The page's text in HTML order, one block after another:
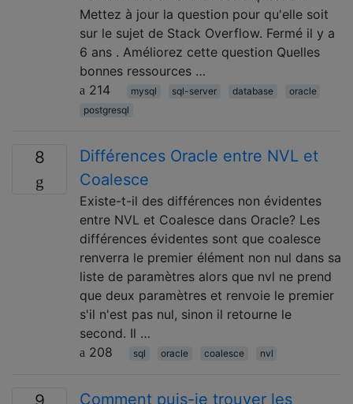
Mettez à jour la question pour qu'elle soit
sur le sujet de Stack Overflow. Fermé il y a
6 ans . Améliorez cette question Quelles
bonnes ressources …
214
mysql sql-server database
oracle
postgresql
8
Différences Oracle entre NVL et
Coalesce
Existe-t-il des différences non évidentes
entre NVL et Coalesce dans Oracle? Les
différences évidentes sont que coalesce
renverra le premier élément non nul dans sa
liste de paramètres alors que nvl ne prend
que deux paramètres et renvoie le premier
s'il n'est pas nul, sinon il retourne le
second. Il …
208
sql oracle coalesce nvl
Comment puis-je trouver les